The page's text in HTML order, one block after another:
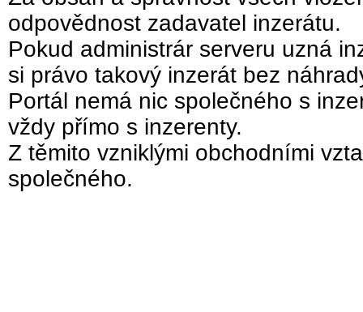
odpovědnost zadavatel inzerátu.
Pokud administrár serveru uzná
si právo takový inzerát bez
Portál nemá nic společného s
vždy přímo s inzerenty.
Z těmito vzniklými obchodními
společného.